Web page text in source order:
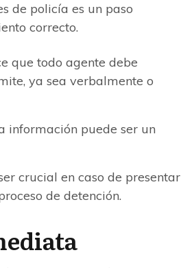
de policía es un paso
correcto.
que todo agente debe
ya sea verbalmente o
información puede ser un
crucial en caso de presentar
de detención.